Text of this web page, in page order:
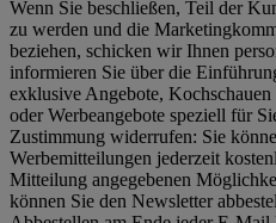
Wenn Sie beschließen, Teil der
zu werden und die
beziehen, schicken wir Ihnen
informieren Sie über die
exklusive Angebote, Kochschauen
oder Werbeangebote speziell für
Zustimmung widerrufen: Sie
Werbemitteilungen jederzeit
Mitteilung angegebenen
können Sie den Newsletter